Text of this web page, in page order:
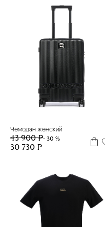
Чемодан женский
43 900 ₽- 30 %
30 730 ₽